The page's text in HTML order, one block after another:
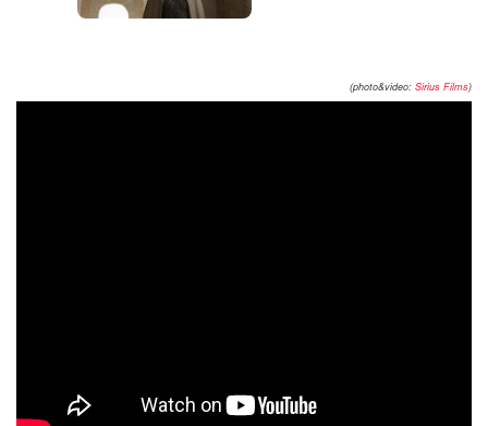
(photo&video: Sirius Films)